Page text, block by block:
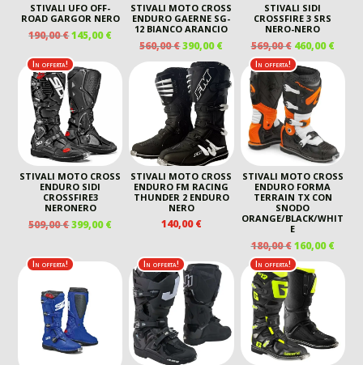
STIVALI UFO OFF-
ROAD GARGOR NERO
190,00€IL
ORIGINALE
ERA:
190,00 €.
145,00€IL
PREZZO
ATTUALE
STIVALI MOTO CROSS
ENDURO GAERNE SG-
12 BIANCO ARANCIO
560,00€IL
PREZZO
ORIGINALE
ERA:
560,00 €.
390,00€IL
PREZZO
ATTUALE
È:
390,00 €.
STIVALI SIDI
CROSSFIRE 3 SRS
NERO-NERO
569,00€ IL
PREZZO
ORIGINALE
ERA:
569,00 €.
460,00€IL
In offerta!
STIVALI MOTO CROSS
ENDURO SIDI
CROSSFIRE3
NERONERO
509,00€IL
ERA:
399,00€IL
È:
399,00 €.
STIVALI MOTO CROSS
ENDURO FM RACING
THUNDER 2 ENDURO
NERO
140,00€
In offerta!
STIVALI MOTO CROSS
ENDURO FORMA
TERRAIN TX CON
SNODO
ORANGE/BLACK/WHIT
E
180,00€ IL
PREZZO
ORIGINALE
ERA:
180,00 €.
160,00€IL
In offerta! In offerta! In offerta!